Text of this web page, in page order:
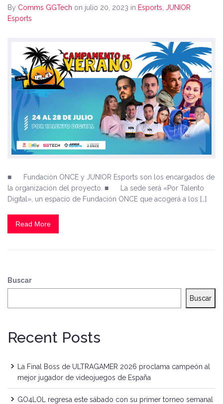
By Comms GGTech on julio 20, 2023 in Esports JUNIOR
Esports
■ Fundación ONCE y JUNIOR Esports son los encargados de
la organización del proyecto. ■ La sede será «Por Talento
Digital», un espacio de Fundación ONCE que acogerá a los […]
Read More
Buscar
Buscar
Recent Posts
La Final Boss de ULTRAGAMER 2026 proclama campeón al
mejor jugador de videojuegos de España
GO4LOL regresa este sábado con su primer torneo semanal